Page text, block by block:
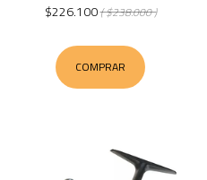
$226.100( $238.000 )
COMPRAR